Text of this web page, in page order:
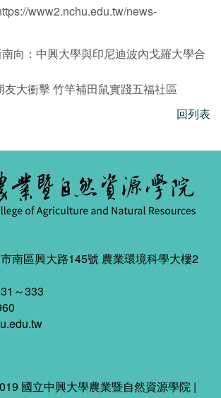
www2.nchu.edu.tw/news-
向：中興大學與印尼迪波內戈羅大學合
友大衝擊 竹竿補田鼠實踐五福社區
回列表
南區興大路145號 農業環境科學大樓2
～333
國立中興大學農業暨自然資源學院 |